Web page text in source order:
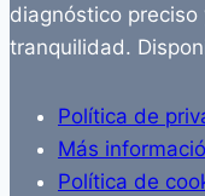
diagnóstico
tranquilidad.
Política de
Más
Política de